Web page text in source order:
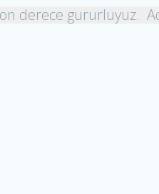
derece gururluyuz.